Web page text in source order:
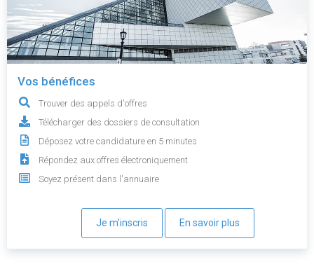
Vos bénéfices
Trouver des appels d'offres
Télécharger des dossiers de consultation
Déposez votre candidature en 5 minutes
Répondez aux offres électroniquement
Soyez présent dans l'annuaire
Je m'inscris En savoir plus